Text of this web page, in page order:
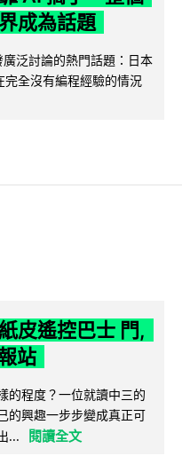
成為話題
泛討論的熱門話題：日本
全沒有編程經驗的情況
皮遙控巴士 門,
站
的程度？一位就讀中三的
的興趣一步步變成真正可
...
閱讀全文